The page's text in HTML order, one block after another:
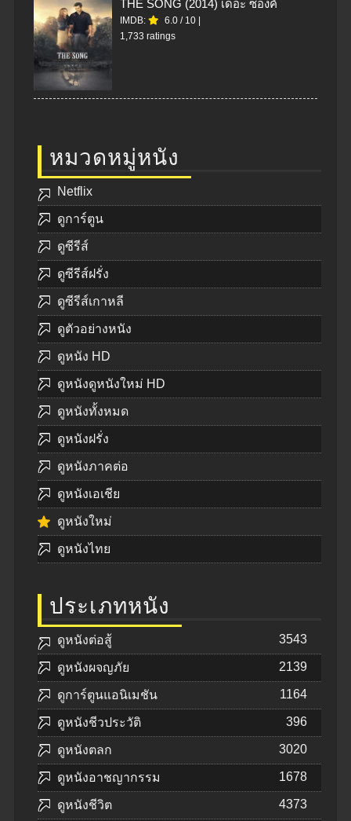
THE SONG (2014) เดอะ ซองค์
IMDB: 6.0 / 10 |
1,733 ratings
หมวดหมู่หนัง
Netflix
ดูการ์ตูน
ดูซีรีส์
ดูซีรีส์ฝรั่ง
ดูซีรีส์เกาหลี
ดูตัวอย่างหนัง
ดูหนัง HD
ดูหนังดูหนังใหม่ HD
ดูหนังทั้งหมด
ดูหนังฝรั่ง
ดูหนังภาคต่อ
ดูหนังเอเชีย
ดูหนังใหม่
ดูหนังไทย
ประเภทหนัง
ดูหนังต่อสู้ 3543
ดูหนังผจญภัย 2139
ดูการ์ตูนแอนิเมชัน 1164
ดูหนังชีวประวัติ 396
ดูหนังตลก 3020
ดูหนังอาชญากรรม 1678
ดูหนังชีวิต 4373